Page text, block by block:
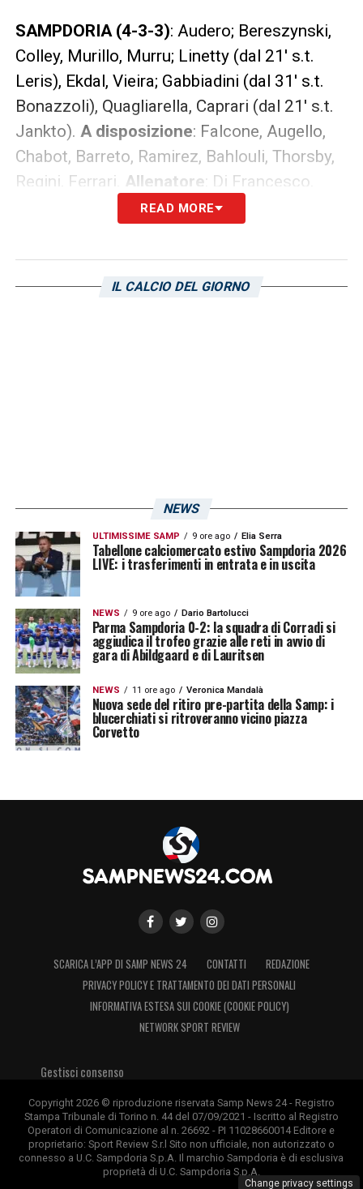
SAMPDORIA (4-3-3): Audero; Bereszynski,
Colley, Murillo, Murru; Linetty (dal 21′ s.t.
Leris), Ekdal, Vieira; Gabbiadini (dal 31′ s.t.
Bonazzoli), Quagliarella, Caprari (dal 21′ s.t.
Jankto). A disposizione: Falcone, Augello,
Chabot, Barreto, Ramirez, Bahlouli, Thorsby,
Regini, Ferrari. Allenatore: Di Francesco.
LAZIO (3-5-2): Strakosha; Luiz Felipe, Acerbi
Cataldi), Parolo, Luis Alberto, Lulic; Correa
Livorno.AVAR: Tolfo di Pordenone.
NOTE: ammoniti al 21′ p.t. Lazzari, al 25′ p.t.
Ekdal, al 43′ p.t. Acerbi e al 14′ s.t. Murru;
recupero 2′ p.t. e 2′ s.t.
Sampdoria-Lazio: diretta live e
sintesi
SINTESI SECONDO TEMPO –Non c’è
spazio per la reazione della Sampdoria. La
mai e chiude i conti tra il 12′ e il 17′ della
ripresa: prima l’ex Correa con un diagonale
chirurgico, poi Immobile che firma una
personale doppietta.
45’+2′ Termina qui la sfida tra Sampdoria e
44′ Due minuti di recupero
36′ Bonazzoli cerca la rete del 3-1 con un
pochissimo alla sinistra di Strakosha
34′ Audero è l’unico a salvarsi: ancora una
straordinaria parata sul destro violento di
Correa
READ MORE
IL CALCIO DEL GIORNO
NEWS
ULTIMISSIME SAMP 9 ore ago Elia Serra
Tabellone calciomercato estivo Sampdoria 2026
LIVE: i trasferimenti in entrata e in uscita
NEWS 9 ore ago Dario Bartolucci
Parma Sampdoria 0-2: la squadra di Corradi si
aggiudica il trofeo grazie alle reti in avvio di
gara di Abildgaard e di Lauritsen
NEWS 11 ore ago Veronica Mandalà
Nuova sede del ritiro pre-partita della Samp: i
blucerchiati si ritroveranno vicino piazza
Corvetto
SCARICA L’APP DI SAMP NEWS 24 CONTATTI
REDAZIONE
PRIVACY POLICY E TRATTAMENTO DEI DATI PERSONALI
INFORMATIVA ESTESA SUI COOKIE (COOKIE POLICY)
NETWORK SPORT REVIEW
Gestisci consenso
Copyright 2026 © riproduzione riservata Samp News 24 - Registro
Stampa Tribunale di Torino n. 44 del 07/09/2021 - Iscritto al Registro
Operatori di Comunicazione al n. 26692 - PI 11028660014 Editore e
proprietario: Sport Review S.r.l Sito non ufficiale, non autorizzato o
connesso a U.C. Sampdoria S.p.A. Il marchio Sampdoria è di esclusiva
proprietà di U.C. Sampdoria S.p.A.
Change privacy settings